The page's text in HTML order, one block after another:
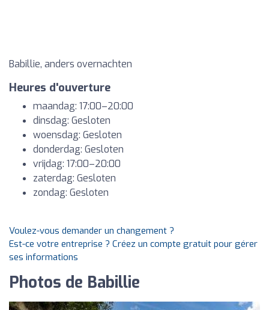
Babillie, anders overnachten
Heures d'ouverture
maandag: 17:00–20:00
dinsdag: Gesloten
woensdag: Gesloten
donderdag: Gesloten
vrijdag: 17:00–20:00
zaterdag: Gesloten
zondag: Gesloten
Voulez-vous demander un changement ?
Est-ce votre entreprise ? Créez un compte gratuit pour gérer
ses informations
Photos de Babillie